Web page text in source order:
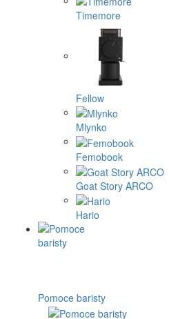
Timemore
Fellow
Mlynko
Femobook
Goat Story ARCO
Hario
Pomoce baristy